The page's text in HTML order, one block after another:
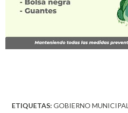
ETIQUETAS: GOBIERNO MUNICIPAL